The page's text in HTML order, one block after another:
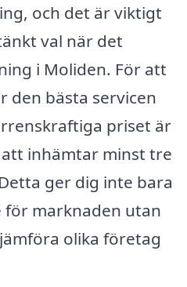
och det är viktigt
val när det
i Moliden. För att
den bästa servicen
priset är
inhämtar minst tre
ger dig inte bara
marknaden utan
olika företag